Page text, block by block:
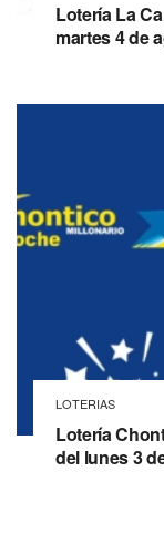
Lotería La
martes 4 de
LOTERIAS
Lotería
del lunes 3